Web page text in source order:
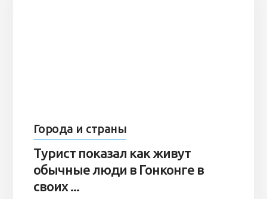
Города и страны
Турист показал как живут
обычные люди в Гонконге в
своих ...